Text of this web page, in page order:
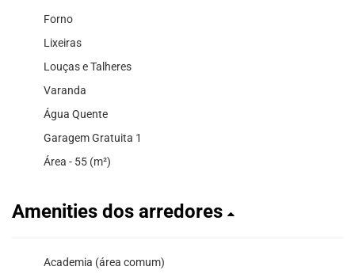
Forno
Lixeiras
Louças e Talheres
Varanda
Água Quente
Garagem Gratuita 1
Área - 55 (m²)
Amenities dos arredores
Academia (área comum)